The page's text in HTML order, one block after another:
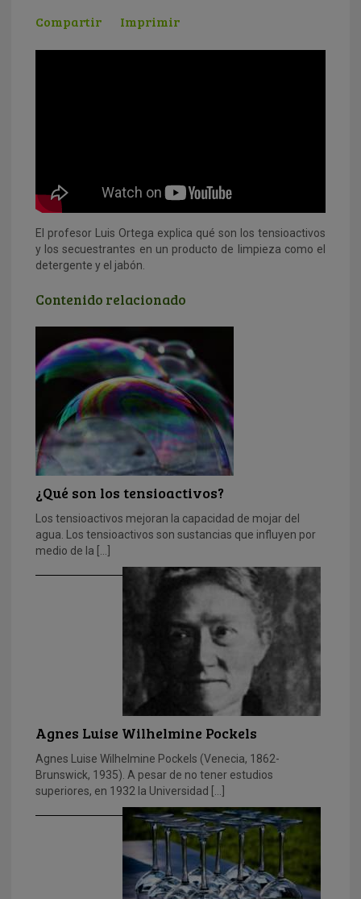
Compartir Imprimir
El profesor Luis Ortega explica qué son los tensioactivos
y los secuestrantes en un producto de limpieza como el
detergente y el jabón.
Contenido relacionado
¿Qué son los tensioactivos?
Los tensioactivos mejoran la capacidad de mojar del
agua. Los tensioactivos son sustancias que influyen por
medio de la […]
Agnes Luise Wilhelmine Pockels
Agnes Luise Wilhelmine Pockels (Venecia, 1862-
Brunswick, 1935). A pesar de no tener estudios
superiores, en 1932 la Universidad […]